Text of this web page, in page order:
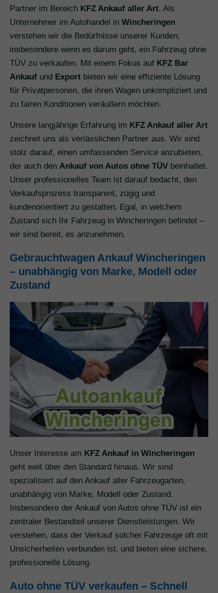
Partner im Bereich KFZ Ankauf aller Art. Als
Unternehmer im Autohandel in Wincheringen
verstehen wir die Bedürfnisse unserer Kunden,
insbesondere wenn es darum geht, ein Fahrzeug ohne
TÜV zu verkaufen. Mit einem Fokus auf KFZ Bar
Ankauf und Export bieten wir eine effiziente Lösung
für Privatpersonen, die ihren Wagen unkompliziert und
zu fairen Konditionen veräußern möchten.
Unsere langjährige Erfahrung im KFZ Ankauf aller Art
zeichnet uns als verlässlichen Partner aus. Wir sind
stolz darauf, einen umfassenden Service anzubieten,
der auch den Ankauf von Autos ohne TÜV beinhaltet.
Unser professionelles Team ist darauf bedacht, den
Verkaufsprozess transparent, zügig und
kundenorientiert zu gestalten. Egal, in welchem
Zustand sich Ihr Fahrzeug in Wincheringen befindet –
wir sind bereit, es anzunehmen.
Gebrauchtwagen Ankauf Wincheringen
– unabhängig von Marke, Modell oder
Zustand
Unser Interesse am KFZ Ankauf in Wincheringen
geht weit über den Standard hinaus. Wir sind
spezialisiert auf den Ankauf aller Fahrzeugarten,
unabhängig von Marke, Modell oder Zustand.
Insbesondere der Ankauf von Autos ohne TÜV ist ein
zentraler Bestandteil unserer Dienstleistungen. Wir
verstehen, dass der Verkauf solcher Fahrzeuge oft mit
Unsicherheiten verbunden ist, und bieten eine sichere,
professionelle Lösung.
Auto ohne TÜV verkaufen – Schnell